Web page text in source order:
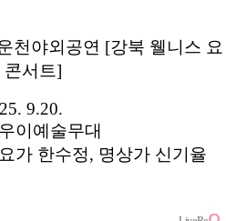
천야외공연 [강북 웰니스 요
콘서트]
9.20.
이예술무대
가 한수정, 명상가 신기율